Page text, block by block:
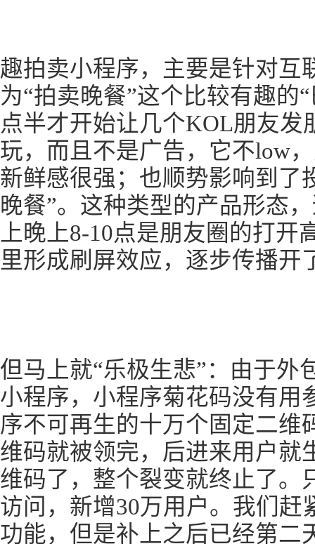
趣拍卖小程序，主要是针对互
为“拍卖晚餐”这个比较有趣的
点半才开始让几个KOL朋友发
玩，而且不是广告，它不low
新鲜感很强；也顺势影响到了
晚餐”。这种类型的产品形态
上晚上8-10点是朋友圈的打
里形成刷屏效应，逐步传播开
但马上就“乐极生悲”：由于外
小程序，小程序菊花码没有用
序不可再生的十万个固定二维
维码就被领完，后进来用户就
维码了，整个裂变就终止了。
访问，新增30万用户。我们赶
功能，但是补上之后已经第二